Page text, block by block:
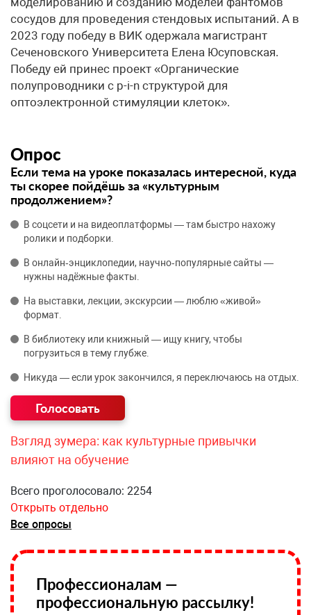
сосудов для проведения стендовых испытаний. А в
2023 году победу в ВИК одержала магистрант
Сеченовского Университета Елена Юсуповская.
Победу ей принес проект «Органические
полупроводники с p-i-n структурой для
оптоэлектронной стимуляции клеток».
Опрос
Если тема на уроке показалась интересной, куда
ты скорее пойдёшь за «культурным
продолжением»?
В соцсети и на видеоплатформы — там быстро нахожу
ролики и подборки.
В онлайн‑энциклопедии, научно‑популярные сайты —
нужны надёжные факты.
На выставки, лекции, экскурсии — люблю «живой»
формат.
В библиотеку или книжный — ищу книгу, чтобы
погрузиться в тему глубже.
Никуда — если урок закончился, я переключаюсь на отдых.
Взгляд зумера: как культурные привычки
влияют на обучение
Всего проголосовало: 2254
Открыть отдельно
Все опросы
Профессионалам —
профессиональную рассылку!